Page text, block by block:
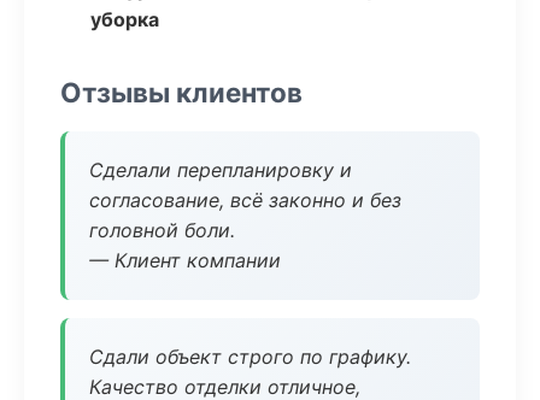
уборка
Отзывы клиентов
Сделали перепланировку и
согласование, всё законно и без
головной боли.
— Клиент компании
Сдали объект строго по графику.
Качество отделки отличное,